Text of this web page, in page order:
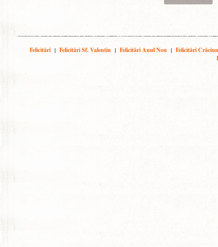
Felicitări | Felicitări Sf. Valentin | Felicitări Anul Nou | Felicitări